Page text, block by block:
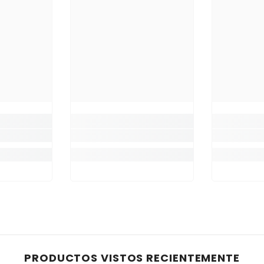
PRODUCTOS VISTOS RECIENTEMENTE